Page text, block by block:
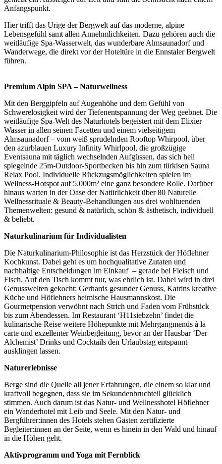
Anfangspunkt.
Hier trifft das Urige der Bergwelt auf das moderne, alpine
Lebensgefühl samt allen Annehmlichkeiten. Dazu gehören auch die
weitläufige Spa-Wasserwelt, das wunderbare Almsaunadorf und
Wanderwege, die direkt vor der Hoteltüre in die Ennstaler Bergwelt
führen.
Premium Alpin SPA – Naturwellness
Mit den Berggipfeln auf Augenhöhe und dem Gefühl von
Schwerelosigkeit wird der Tiefenentspannung der Weg geebnet. Die
weitläufige Spa-Welt des Naturhotels begeistert mit dem Elixier
Wasser in allen seinen Facetten und einem vielseitigem
Almsaunadorf – vom weiß sprudelnden Rooftop Whirpool, über
den azurblauen Luxury Infinity Whirlpool, die großzügige
Eventsauna mit täglich wechselnden Aufgüssen, das sich hell
spiegelnde 25m-Outdoor-Sportbecken bis hin zum türkisen Sauna
Relax Pool. Individuelle Rückzugsmöglichkeiten spielen im
Wellness-Hotspot auf 5.000m² eine ganz besondere Rolle. Darüber
hinaus warten in der Oase der Natürlichkeit über 80 Naturelle
Wellnessrituale & Beauty-Behandlungen aus drei wohltuenden
Themenwelten: gesund & natürlich, schön & ästhetisch, individuell
& beliebt.
Naturkulinarium für Individualisten
Die Naturkulinarium-Philosophie ist das Herzstück der Höflehner
Kochkunst. Dabei geht es um hochqualitative Zutaten und
nachhaltige Entscheidungen im Einkauf – gerade bei Fleisch und
Fisch. Auf den Tisch kommt nur, was ehrlich ist. Dabei wird in drei
Genusswelten gekocht: Gerhards gesunder Genuss, Katrins kreative
Küche und Höflehners heimische Hausmannskost. Die
Gourmetpension verwöhnt nach Strich und Faden vom Frühstück
bis zum Abendessen. Im Restaurant ‘H11siebzehn’ findet die
kulinarische Reise weitere Höhepunkte mit Mehrgangmenüs à la
carte und exzellenter Weinbegleitung, bevor an der Hausbar ‘Der
Alchemist’ Drinks und Cocktails den Urlaubstag entspannt
ausklingen lassen.
Naturerlebnisse
Berge sind die Quelle all jener Erfahrungen, die einem so klar und
kraftvoll begegnen, dass sie im Sekundenbruchteil glücklich
stimmen. Auch darum ist das Natur- und Wellnesshotel Höflehner
ein Wanderhotel mit Leib und Seele. Mit den Natur- und
Bergführer:innen des Hotels stehen Gästen zertifizierte
Begleiter:innen an der Seite, wenn es hinein in den Wald und hinauf
in die Höhen geht.
Aktivprogramm und Yoga mit Fernblick